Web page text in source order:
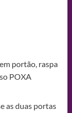
portão, raspa
POXA
as duas portas